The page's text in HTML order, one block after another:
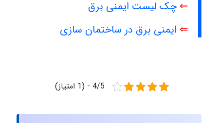
⇐چک لیست ایمنی برق
⇐ ایمنی برق در ساختمان سازی
4/5 - (1 امتیاز)